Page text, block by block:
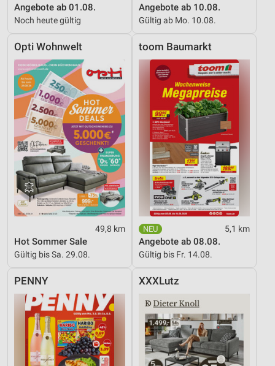
Angebote ab 01.08.
Noch heute gültig
Angebote ab 10.08.
Gültig ab Mo. 10.08.
Opti Wohnwelt
49,8 km
Hot Sommer Sale
Gültig bis Sa. 29.08.
toom Baumarkt
5,1 km
Angebote ab 08.08.
Gültig bis Fr. 14.08.
PENNY XXXLutz